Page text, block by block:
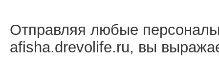
Отправляя любые
afisha.drevolife.ru, вы